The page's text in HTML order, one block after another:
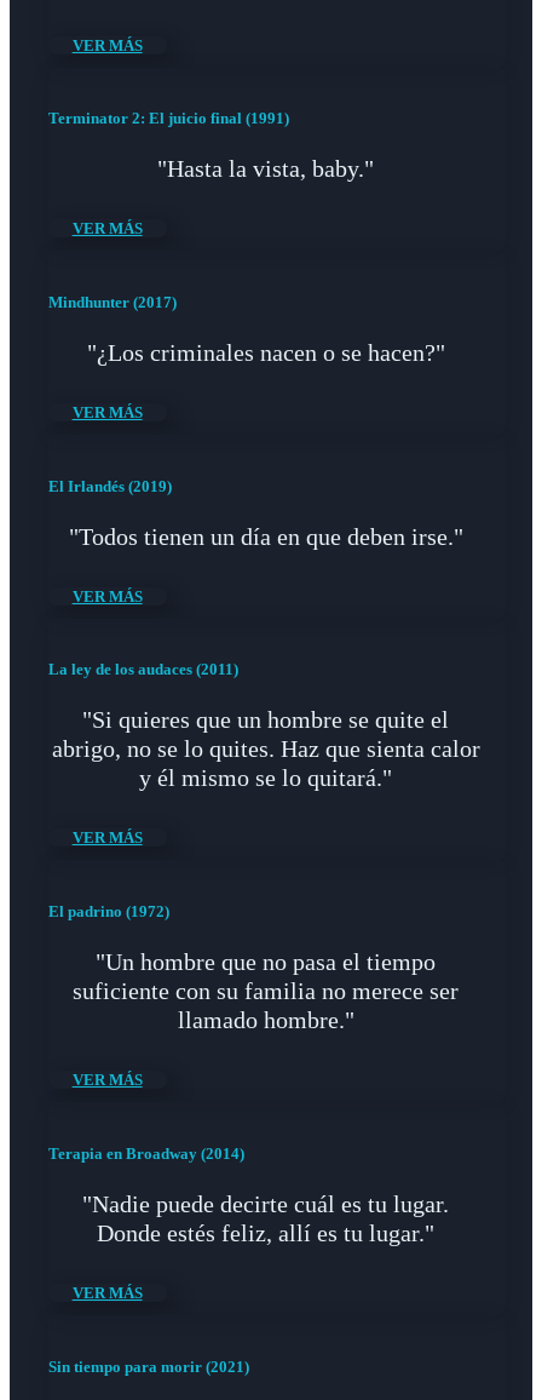
VER MÁS
Terminator 2: El juicio final (1991)
"Hasta la vista, baby."
VER MÁS
Mindhunter (2017)
"¿Los criminales nacen o se hacen?"
VER MÁS
El Irlandés (2019)
"Todos tienen un día en que deben irse."
VER MÁS
La ley de los audaces (2011)
"Si quieres que un hombre se quite el
abrigo, no se lo quites. Haz que sienta calor
y él mismo se lo quitará."
VER MÁS
El padrino (1972)
"Un hombre que no pasa el tiempo
suficiente con su familia no merece ser
llamado hombre."
VER MÁS
Terapia en Broadway (2014)
"Nadie puede decirte cuál es tu lugar.
Donde estés feliz, allí es tu lugar."
VER MÁS
Sin tiempo para morir (2021)